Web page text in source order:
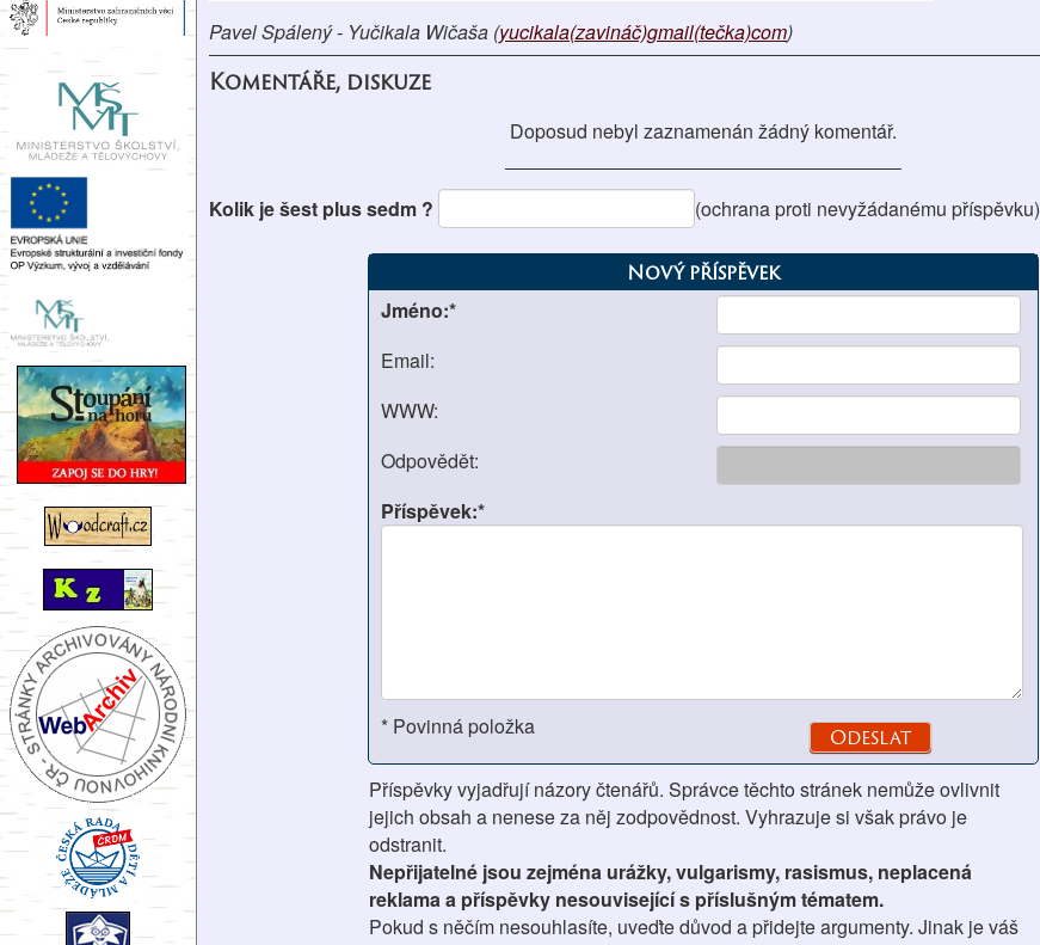
Pavel Spálený - Yučikala Wičaša (yucikala(zavináč)gmail(tečka)com)
Komentáře, diskuze
Doposud nebyl zaznamenán žádný komentář.
Kolik je šest plus sedm ? (ochrana proti nevyžádanému příspěvku)
Nový příspěvek
Jméno:*
Email:
WWW:
Odpovědět:
Příspěvek:*
* Povinná položka
Příspěvky vyjadřují názory čtenářů. Správce těchto stránek nemůže ovlivnit
jejich obsah a nenese za něj zodpovědnost. Vyhrazuje si však právo je
odstranit.
Nepřijatelné jsou zejména urážky, vulgarismy, rasismus, neplacená
reklama a příspěvky nesouvisející s příslušným tématem.
Pokud s něčím nesouhlasíte, uveďte důvod a přidejte argumenty. Jinak je váš